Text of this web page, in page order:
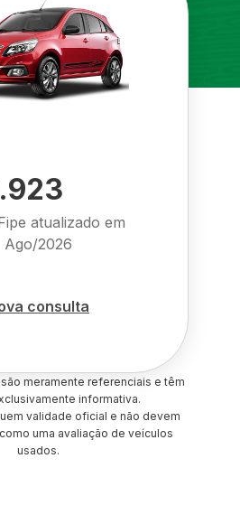
atualizado em
Ago/2026
consulta
meramente referenciais e têm
informativa.
validade oficial e não devem
uma avaliação de veículos
usados.